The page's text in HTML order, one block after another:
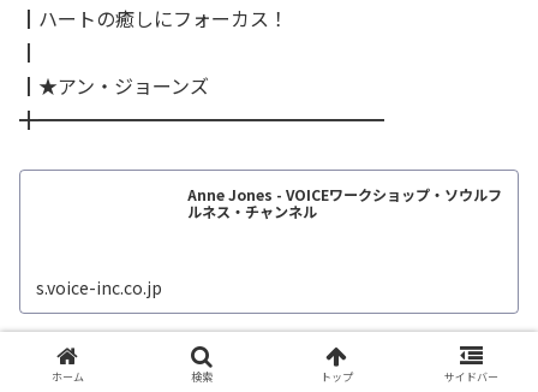
┃ハートの癒しにフォーカス！
┃
┃★アン・ジョーンズ
╋━━━━━━━━━━━━━━━━━━
Anne Jones - VOICEワークショップ・ソウルフ
ルネス・チャンネル
s.voice-inc.co.jp
╋━━━━━━━━━━━━━━━━━━
ホーム 検索 トップ サイドバー